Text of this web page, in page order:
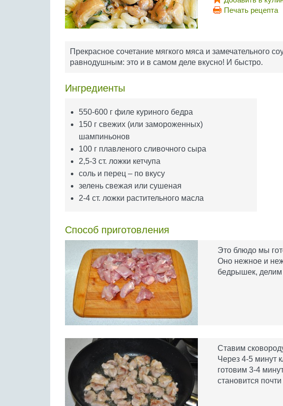
Печать рецепта
Прекрасное сочетание мягкого мяса и замечательного
равнодушным: это и в самом деле вкусно! И быстро.
Ингредиенты
550-600 г филе куриного бедра
150 г свежих (или замороженных)
шампиньонов
100 г плавленого сливочного сыра
2,5-3 ст. ложки кетчупа
соль и перец – по вкусу
зелень свежая или сушеная
2-4 ст. ложки растительного масла
Способ приготовления
Это блюдо мы
Оно нежное и
бедрышек, делим
Ставим
Через 4-5 минут
готовим 3-4
становится